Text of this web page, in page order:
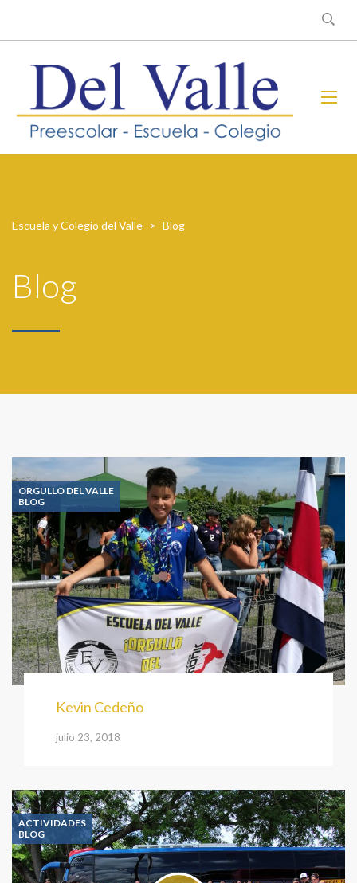
Escuela y Colegio del Valle > Blog
Blog
ORGULLO DEL VALLE
BLOG
Kevin Cedeño
julio 23, 2018
ACTIVIDADES
BLOG